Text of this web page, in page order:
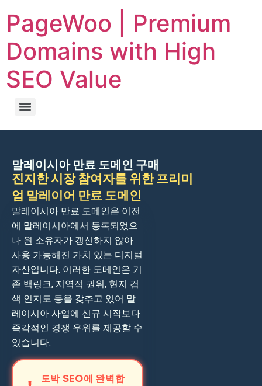
PageWoo | Premium
Domains with High
SEO Value
말레이시아 만료 도메인 구매
진지한 시장 참여자를 위한 프리미
엄 말레이어 만료 도메인
말레이시아 만료 도메인은 이전
에 말레이시아에서 등록되었으
나 원 소유자가 갱신하지 않아
사용 가능해진 가치 있는 디지털
자산입니다. 이러한 도메인은 기
존 백링크, 지역적 권위, 현지 검
색 인지도 등을 갖추고 있어 말
레이시아 사업에 신규 시작보다
즉각적인 경쟁 우위를 제공할 수
있습니다.
도박 SEO에 완벽합